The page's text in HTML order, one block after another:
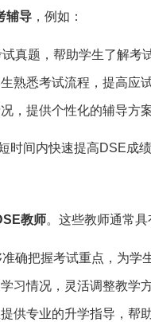
辅导 ，例如：
真题，帮助学生了解考
熟悉考试流程，提高应试
，提供个性化的辅导方
间内快速提高DSE成
教师。这些教师通常具
确把握考试重点，为学
习情况，灵活调整教学
供专业的升学指导，帮